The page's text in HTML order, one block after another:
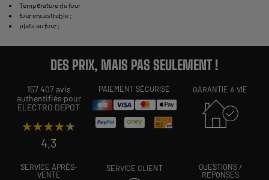
Température du four
four encastrable ;
plats au four ;
DES PRIX, MAIS PAS SEULEMENT !
157 407 avis
authentifiés pour
ELECTRO DEPOT
★★★★★
★★★★★
4,3
PAIEMENT SÉCURISÉ GARANTIE À VIE
SERVICE APRÈS-
VENTE
SERVICE CLIENT
QUESTIONS /
RÉPONSES